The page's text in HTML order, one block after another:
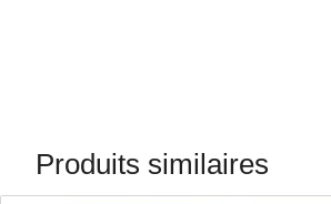
Produits similaires